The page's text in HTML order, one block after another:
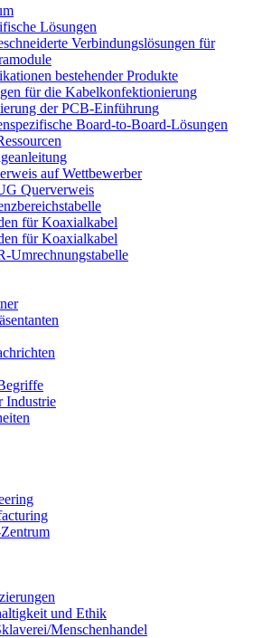
Lösungen
Verbindungslösungen für
bestehender Produkte
für die Kabelkonfektionierung
der PCB-Einführung
Board-to-Board-Lösungen
auf Wettbewerber
Querverweis
für Koaxialkabel
für Koaxialkabel
Umrechnungstabelle
Industrie
und Ethik
Menschenhandel